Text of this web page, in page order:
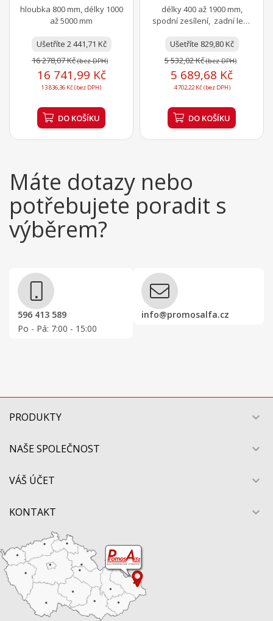
hloubka 800 mm, délky 1000
až 5000 mm
Ušetříte 2 441,71 Kč
16 278,07 Kč(bez DPH)
16 741,99 Kč
13 836,36 Kč (bez DPH)
DO KOŠÍKU
délky 400 až 1900 mm,
spodní zesílení, zadní lem,
Ušetříte 829,80 Kč
5 532,02 Kč(bez DPH)
5 689,68 Kč
4 702,22 Kč (bez DPH)
DO KOŠÍKU
Máte dotazy nebo
potřebujete poradit s
výběrem?
596 413 589
Po - Pá: 7:00 - 15:00
info@promosalfa.cz
PRODUKTY 
NAŠE SPOLEČNOST 
VÁŠ ÚČET 
KONTAKT 